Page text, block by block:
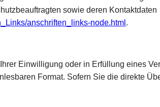
sowie deren Kontaktdaten
anschriften_links-node.html .
Einwilligung oder in Erfüllung eines
Format. Sofern Sie die direkte